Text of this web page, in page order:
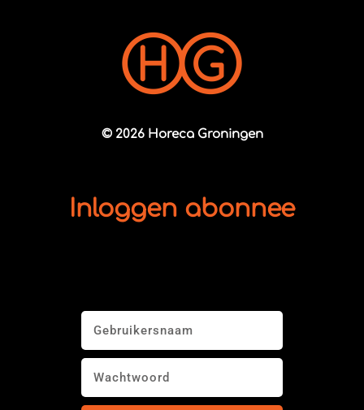
© 2026 Horeca Groningen
Inloggen abonnee